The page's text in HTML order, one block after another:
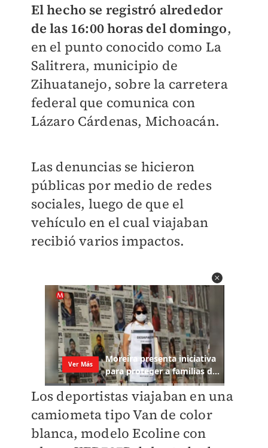
El hecho se registró alrededor
de las 16:00 horas del domingo,
en el punto conocido como La
Salitrera, municipio de
Zihuatanejo, sobre la carretera
federal que comunica con
Lázaro Cárdenas, Michoacán.
Las denuncias se hicieron
públicas por medio de redes
sociales, luego de que el
vehículo en el cual viajaban
recibió varios impactos.
Los deportistas viajaban en una
camiometa tipo Van de color
blanca, modelo Ecoline con